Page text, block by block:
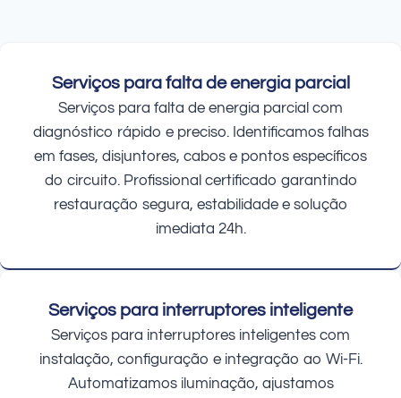
Serviços para falta de energia parcial
Serviços para falta de energia parcial com
diagnóstico rápido e preciso. Identificamos falhas
em fases, disjuntores, cabos e pontos específicos
do circuito. Profissional certificado garantindo
restauração segura, estabilidade e solução
imediata 24h.
Serviços para interruptores inteligente
Serviços para interruptores inteligentes com
instalação, configuração e integração ao Wi-Fi.
Automatizamos iluminação, ajustamos